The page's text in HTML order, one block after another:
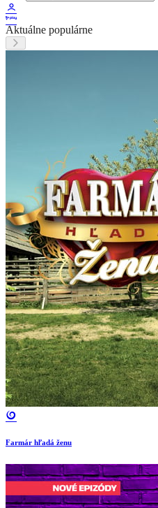
Aktuálne populárne
Farmár hľadá ženu